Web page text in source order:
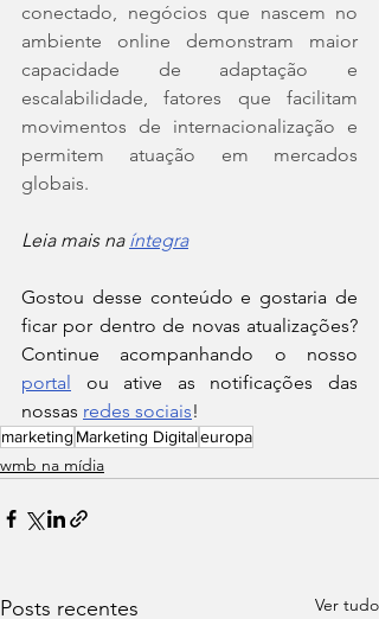
conectado, negócios que nascem no
ambiente online demonstram maior
capacidade de adaptação e
escalabilidade, fatores que facilitam
movimentos de internacionalização e
permitem atuação em mercados
globais.
Leia mais na íntegra
Gostou desse conteúdo e gostaria de
ficar por dentro de novas atualizações?
portal
ou ative as notificações das
nossas redes sociais!
marketing Marketing Digitaleuropa
wmb na mídia
Posts recentes Ver tudo